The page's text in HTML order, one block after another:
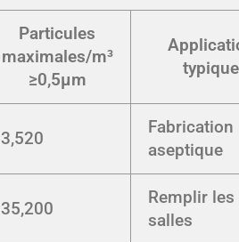
Particules
maximales/m³
≥0,5µm
typique
3,520
Fabrication
aseptique
35,200
Remplir les
salles